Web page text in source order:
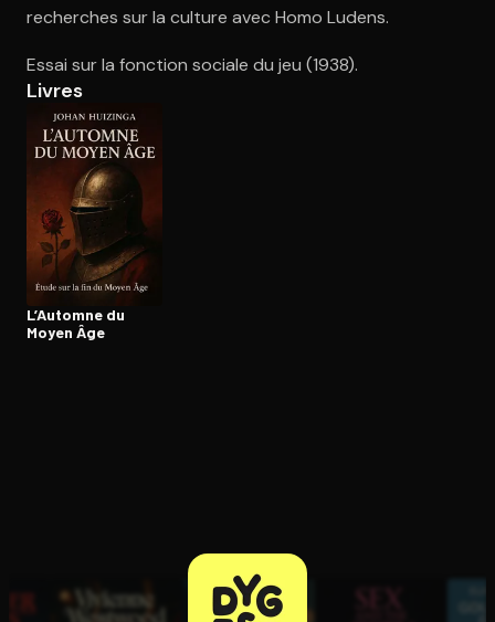
recherches sur la culture avec Homo Ludens.
Essai sur la fonction sociale du jeu (1938).
Livres
L’Automne du
Moyen Âge